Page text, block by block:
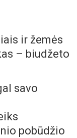
ir žemės
– biudžeto
savo
pobūdžio